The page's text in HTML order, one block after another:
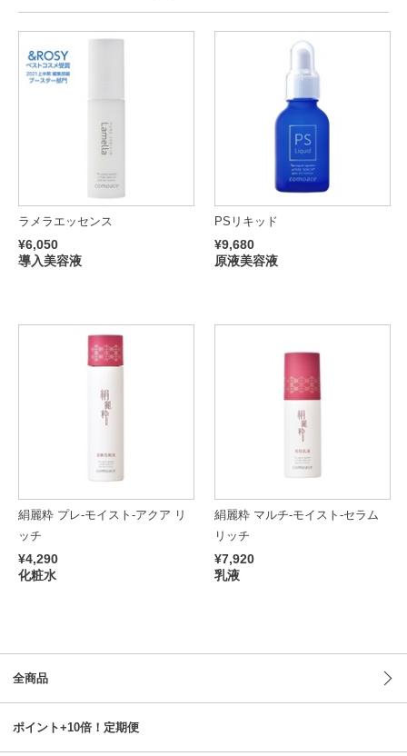
ラメラエッセンス
¥6,050
導入美容液
PSリキッド
¥9,680
原液美容液
絹麗粋 プレ-モイスト-アクア リ
ッチ
¥4,290
化粧水
絹麗粋 マルチ-モイスト-セラム
リッチ
¥7,920
乳液
全商品
ポイント+10倍！定期便